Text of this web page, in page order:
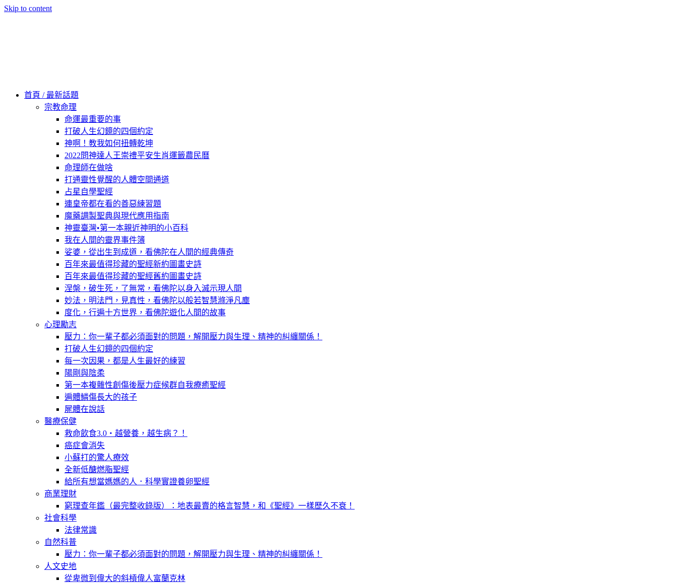
Skip to content
首頁 / 最新話題
宗教命理
命運最重要的事
打破人生幻鏡的四個約定
神啊！教我如何扭轉乾坤
2022問神達人王崇禮平安生肖運籤農民曆
命理師在做啥
打通靈性覺醒的人體空間通道
占星自學聖經
連皇帝都在看的善惡練習題
魔藥調製聖典與現代應用指南
神靈臺灣•第一本親近神明的小百科
我在人間的靈界事件簿
娑婆，從出生到成道，看佛陀在人間的經典傳奇
百年來最值得珍藏的聖經新約圖畫史詩
百年來最值得珍藏的聖經舊約圖畫史詩
涅槃，破生死，了無常，看佛陀以身入滅示現人間
妙法，明法門，見真性，看佛陀以般若智慧滌淨凡塵
度化，行遍十方世界，看佛陀遊化人間的故事
心理勵志
壓力：你一輩子都必須面對的問題，解開壓力與生理、精神的糾纏關係！
打破人生幻鏡的四個約定
每一次因果，都是人生最好的練習
陽剛與陰柔
第一本複雜性創傷後壓力症候群自我療癒聖經
遍體鱗傷長大的孩子
屍體在說話
醫療保健
救命飲食3.0‧越營養，越生病？！
癌症會消失
小蘇打的驚人療效
全新低醣燃脂聖經
給所有想當媽媽的人．科學實證養卵聖經
商業理財
窮理查年鑑（最完整收錄版）：地表最賣的格言智慧，和《聖經》一樣歷久不衰！
社會科學
法律常識
自然科普
壓力：你一輩子都必須面對的問題，解開壓力與生理、精神的糾纏關係！
人文史地
從卑微到偉大的斜槓偉人富蘭克林